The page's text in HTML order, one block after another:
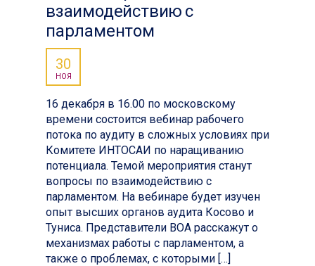
взаимодействию с
парламентом
30
НОЯ
16 декабря в 16.00 по московскому
времени состоится вебинар рабочего
потока по аудиту в сложных условиях при
Комитете ИНТОСАИ по наращиванию
потенциала. Темой мероприятия станут
вопросы по взаимодействию с
парламентом. На вебинаре будет изучен
опыт высших органов аудита Косово и
Туниса. Представители ВОА расскажут о
механизмах работы с парламентом, а
также о проблемах, с которыми […]